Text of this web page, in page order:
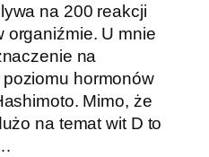
na 200 reakcji
organiźmie. U mnie
na
hormonów
Mimo, że
na temat wit D to